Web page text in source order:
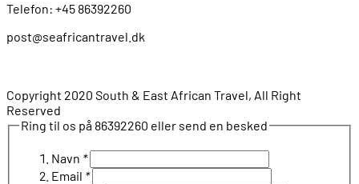
Telefon: +45 86392260
post@seafricantravel.dk
Copyright 2020 South & East African Travel, All Right
Reserved
Ring til os på 86392260 eller send en besked
Navn *
Email *